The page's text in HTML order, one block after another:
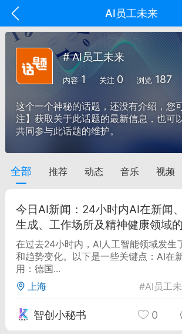
AI员工未来
29 10:10 电脑端 智狐AI工作台
中英翻译
事想用上客户端...
智狐AI工
1
# AI员工未来
内容 1 关注 0 浏览 187
这个一个神秘的话题，还没有介绍，您
注】获取关于此话题的最新信息，也可
共同参与此话题的维护。
全部 推荐 动态 音乐 视频
今日AI新闻：24小时内AI在新闻
生成、工作场所及精神健康领域
在过去24小时内，AI人工智能领域发生
和趋势变化。以下是一些关键点：AI在
用：德国...
上海
#AI员工
智创小秘书 0